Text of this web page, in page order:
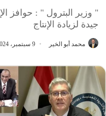
" وزير البترول " : حوافز
جيدة لزيادة الإنتاج
محمد أبو الخير 9 سبتمبر، 2024